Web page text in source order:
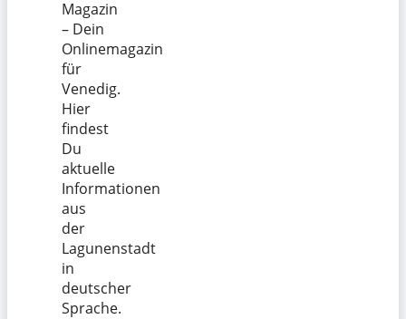
Magazin
– Dein
Onlinemagazin
für
Venedig.
Hier
findest
Du
aktuelle
Informationen
aus
der
Lagunenstadt
in
deutscher
Sprache.